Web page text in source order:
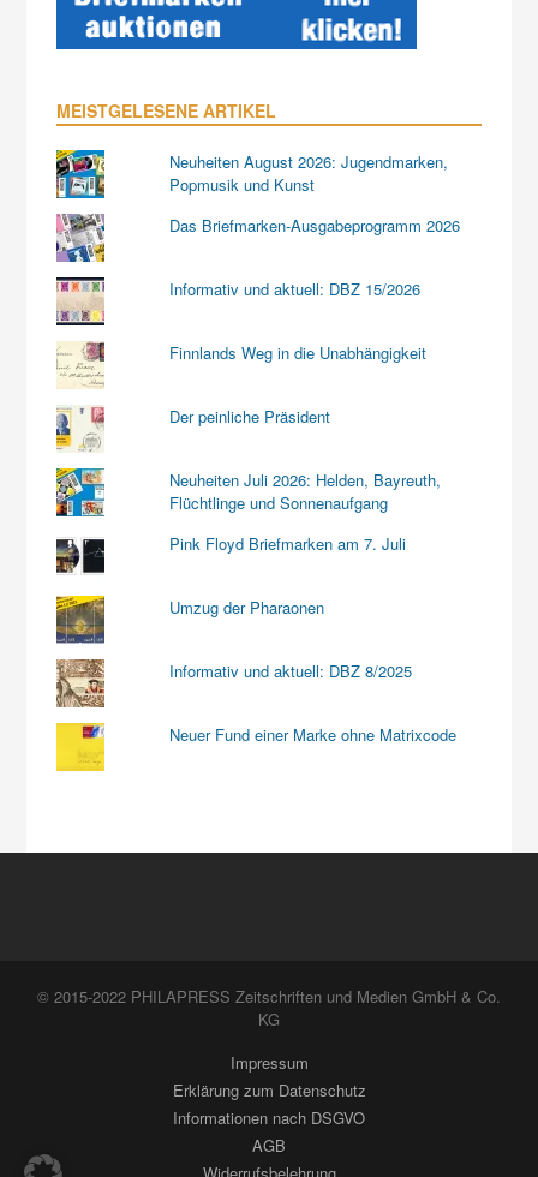
MEISTGELESENE ARTIKEL
Neuheiten August 2026: Jugendmarken,
Popmusik und Kunst
Das Briefmarken-Ausgabeprogramm 2026
Informativ und aktuell: DBZ 15/2026
Finnlands Weg in die Unabhängigkeit
Der peinliche Präsident
Neuheiten Juli 2026: Helden, Bayreuth,
Flüchtlinge und Sonnenaufgang
Pink Floyd Briefmarken am 7. Juli
Umzug der Pharaonen
Informativ und aktuell: DBZ 8/2025
Neuer Fund einer Marke ohne Matrixcode
© 2015-2022 PHILAPRESS Zeitschriften und Medien GmbH & Co.
KG
Impressum
Erklärung zum Datenschutz
Informationen nach DSGVO
AGB